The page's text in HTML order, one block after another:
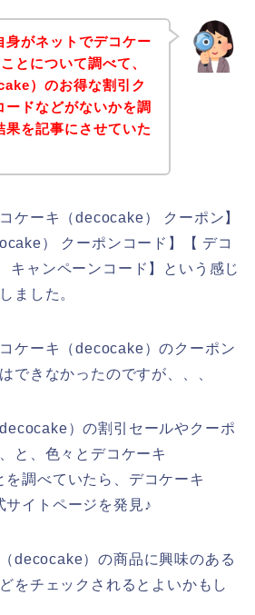
身がネットでデコケー
とについて調べて、
）のお得な割引ク
ードなどがないかを調
果を記事にさせていた
ケーキ（decocake） クーポン】
） クーポンコード】【 デコ
キャンペーンコード】という感じ
ました。
ケーキ（decocake）のクーポン
できなかったのですが、、、
）の割引セールやクーポ
と、色々とデコケーキ
を調べていたら、デコケーキ
サイトページを発見♪
decocake）の商品に興味のある
をチェックされるとよいかもし